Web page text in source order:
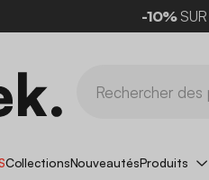
-10%SUR
CollectionsNouveautésProduits